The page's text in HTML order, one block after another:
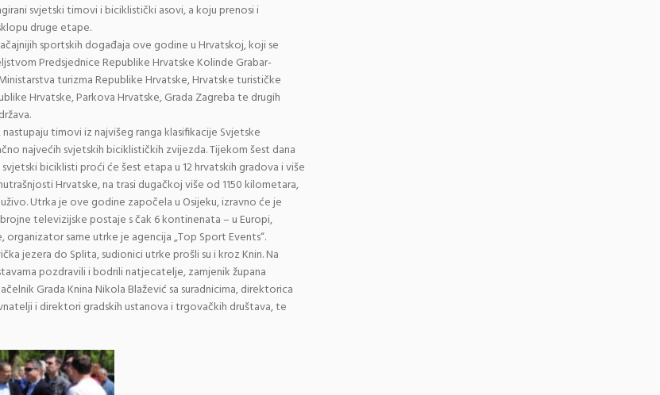
svjetski timovi i biciklistički asovi, a koju prenosi i
druge etape.
sportskih događaja ove godine u Hrvatskoj, koji se
Predsjednice Republike Hrvatske Kolinde Grabar-
turizma Republike Hrvatske, Hrvatske turističke
Hrvatske, Parkova Hrvatske, Grada Zagreba te drugih
timovi iz najvišeg ranga klasifikacije Svjetske
najvećih svjetskih biciklističkih zvijezda. Tijekom šest dana
biciklisti proći će šest etapa u 12 hrvatskih gradova i više
Hrvatske, na trasi dugačkoj više od 1150 kilometara,
Utrka je ove godine započela u Osijeku, izravno će je
televizijske postaje s čak 6 kontinenata – u Europi,
organizator same utrke je agencija „Top Sport Events“.
jezera do Splita, sudionici utrke prošli su i kroz Knin. Na
pozdravili i bodrili natjecatelje, zamjenik župana
Grada Knina Nikola Blažević sa suradnicima, direktorica
i direktori gradskih ustanova i trgovačkih društava, te